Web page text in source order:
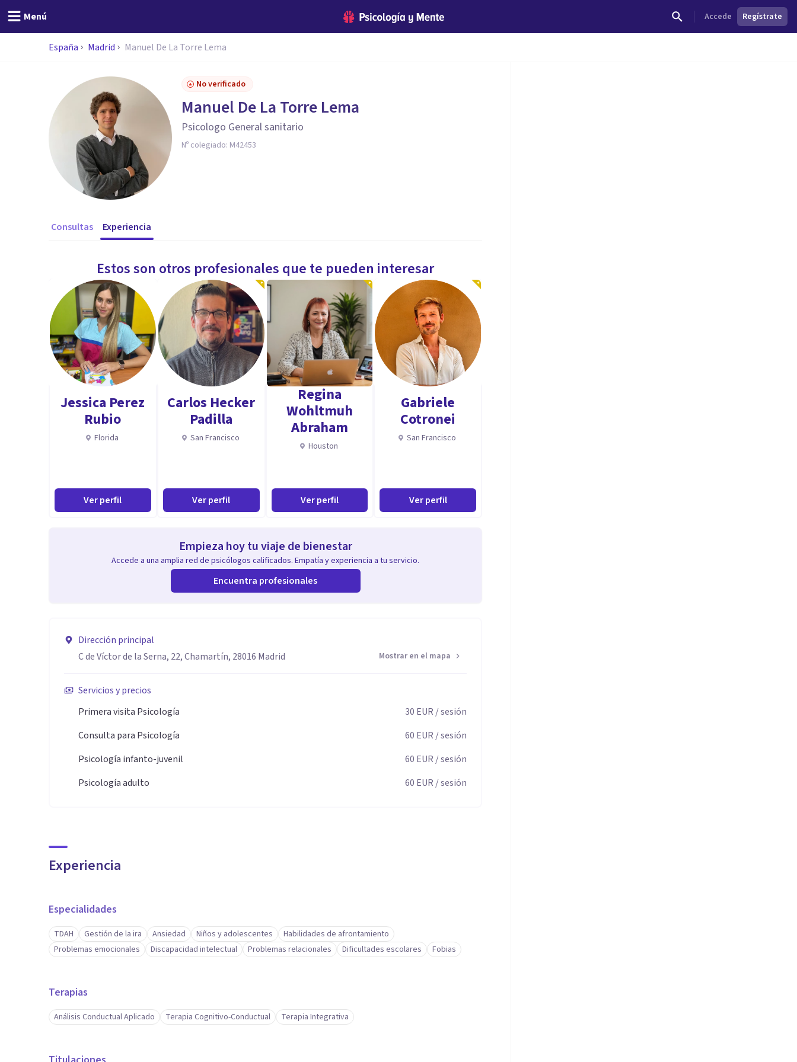
Menú Accede Regístrate
España Madrid Manuel De La Torre Lema
No verificado
Manuel De La Torre Lema
Psicologo General sanitario
Nº colegiado: M42453
Consultas Experiencia
Estos son otros profesionales que te pueden interesar
Jessica Perez
Rubio
Florida
Ver perfil
Carlos Hecker
Padilla
San Francisco
Ver perfil
Regina
Wohltmuh
Abraham
Houston
Ver perfil
Gabriele
Cotronei
San Francisco
Ver perfil
Empieza hoy tu viaje de bienestar
Accede a una amplia red de psicólogos calificados. Empatía y experiencia a tu servicio.
Encuentra profesionales
Dirección principal
C de Víctor de la Serna, 22, Chamartín, 28016 Madrid
Mostrar en el mapa
Servicios y precios
Primera visita Psicología
30 EUR / sesión
Consulta para Psicología
60 EUR / sesión
Psicología infanto-juvenil
60 EUR / sesión
Psicología adulto
60 EUR / sesión
Experiencia
Especialidades
TDAH Gestión de la ira Ansiedad Niños y adolescentes
Habilidades de afrontamiento
Problemas emocionales
Discapacidad intelectual Problemas relacionales Dificultades escolares Fobias
Terapias
Análisis Conductual Aplicado Terapia Cognitivo-Conductual Terapia Integrativa